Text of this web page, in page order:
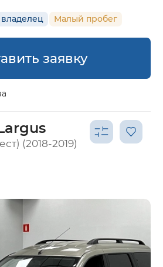
Малый пробег
заявку
(2018-2019)